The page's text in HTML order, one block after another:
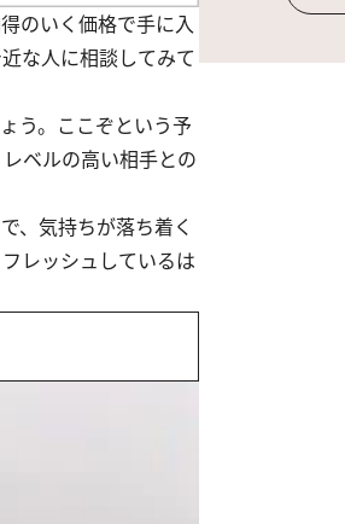
のいく価格で手に入
な人に相談してみて
う。ここぞという予
ベルの高い相手との
、気持ちが落ち着く
レッシュしているは